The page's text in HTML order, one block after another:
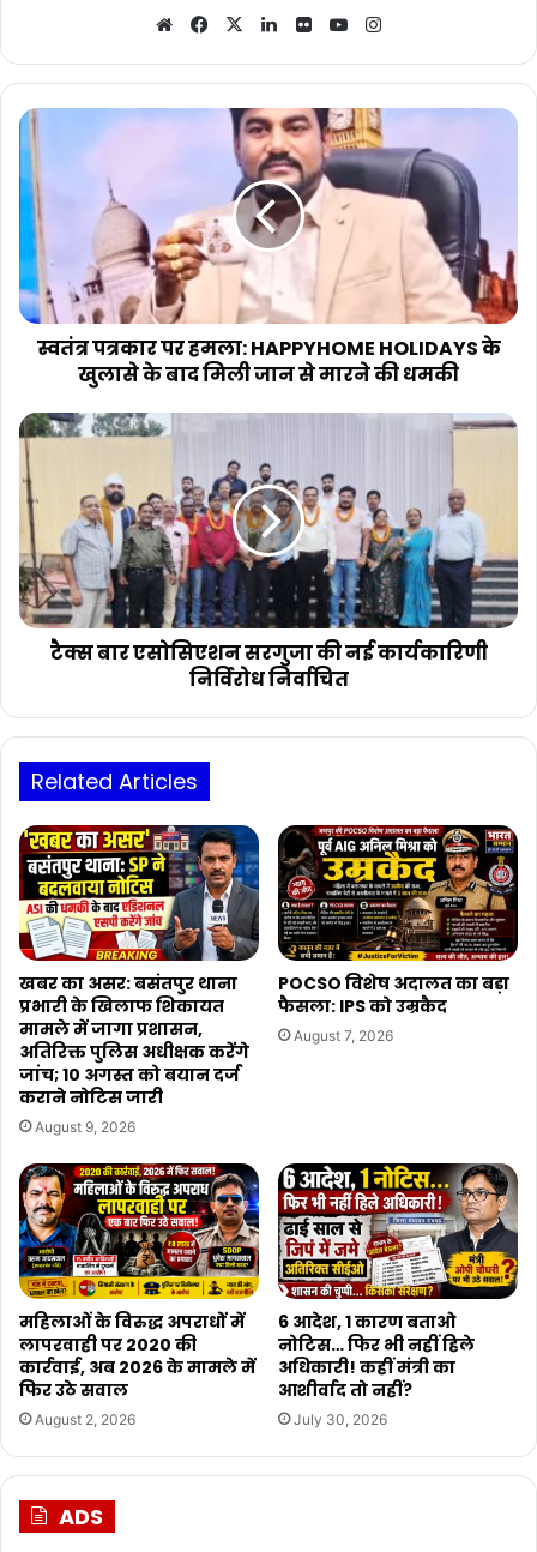
WebsiteFacebook
X LinkedIn
Flickr YouTube
स्वतंत्र
पत्रकार
पर
हमला:
HAPPYHOME
HOLIDAYS
खुलासे
के
बाद
से
मारने
की
धमकी
स्वतंत्र पत्रकार पर हमला: HAPPYHOME HOLIDAYS के
खुलासे के बाद मिली जान से मारने की धमकी
टैक्स
बार
एसोसिएशन
सरगुजा
की
नई
कार्यकारिणी
निर्विरोध
निर्वाचित
टैक्स बार एसोसिएशन सरगुजा की नई कार्यकारिणी
निर्विरोध निर्वाचित
Related Articles
खबर का असर: बसंतपुर थाना
प्रभारी के खिलाफ शिकायत
मामले में जागा प्रशासन,
अतिरिक्त पुलिस अधीक्षक करेंगे
जांच; 10 अगस्त को बयान दर्ज
कराने नोटिस जारी
August 9, 2026
POCSO विशेष अदालत का बड़ा
फैसला: IPS को उम्रकैद
August 7, 2026
महिलाओं के विरुद्ध अपराधों में
लापरवाही पर 2020 की
कार्रवाई, अब 2026 के मामले में
फिर उठे सवाल
August 2, 2026
6 आदेश, 1 कारण बताओ
नोटिस… फिर भी नहीं हिले
अधिकारी! कहीं मंत्री का
आशीर्वाद तो नहीं?
July 30, 2026
ADS